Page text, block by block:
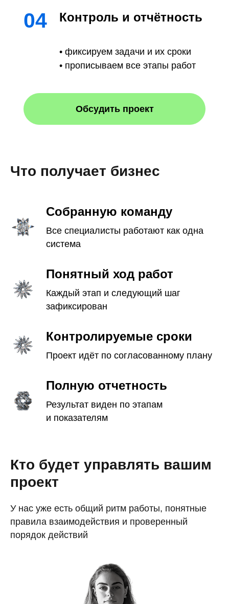
• фиксируем задачи и их сроки
• прописываем все этапы работ
Контроль и отчётность
04
Обсудить проект
Что получает бизнес
Собранную команду
Все специалисты работают как одна
система
Понятный ход работ
Каждый этап и следующий шаг
зафиксирован
Контролируемые сроки
Проект идёт по согласованному плану
Полную отчетность
Результат виден по этапам
и показателям
Кто будет управлять вашим
проект
У нас уже есть общий ритм работы, понятные
правила взаимодействия и проверенный
порядок действий